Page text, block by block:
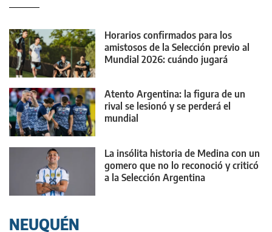
⁠Horarios confirmados para los
amistosos de la Selección previo al
Mundial 2026: cuándo jugará
Atento Argentina: la figura de un
rival se lesionó y se perderá el
mundial
La insólita historia de Medina con un
gomero que no lo reconoció y criticó
a la Selección Argentina
NEUQUÉN